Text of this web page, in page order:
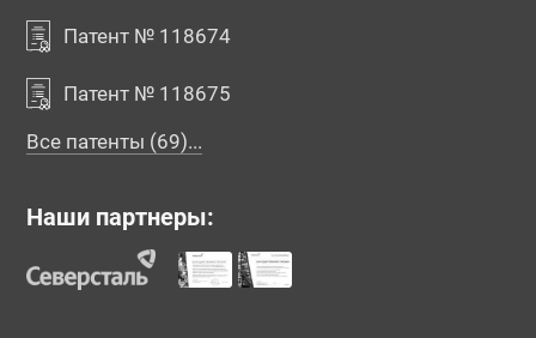
Патент № 118674
Патент № 118675
Все патенты (69)...
Наши партнеры: